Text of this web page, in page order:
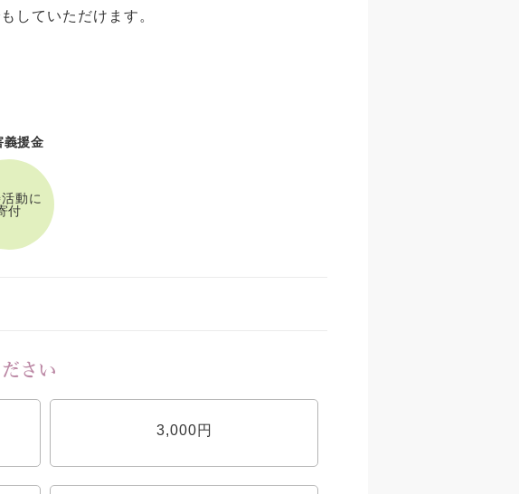
していただけます。
義援金
動に
付
3,000円